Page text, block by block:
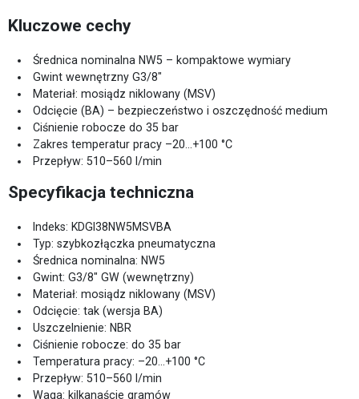
Kluczowe cechy
Średnica nominalna NW5 – kompaktowe wymiary
Gwint wewnętrzny G3/8"
Materiał: mosiądz niklowany (MSV)
Odcięcie (BA) – bezpieczeństwo i oszczędność medium
Ciśnienie robocze do 35 bar
Zakres temperatur pracy –20…+100 °C
Przepływ: 510–560 l/min
Specyfikacja techniczna
Indeks: KDGI38NW5MSVBA
Typ: szybkozłączka pneumatyczna
Średnica nominalna: NW5
Gwint: G3/8" GW (wewnętrzny)
Materiał: mosiądz niklowany (MSV)
Odcięcie: tak (wersja BA)
Uszczelnienie: NBR
Ciśnienie robocze: do 35 bar
Temperatura pracy: –20…+100 °C
Przepływ: 510–560 l/min
Waga: kilkanaście gramów